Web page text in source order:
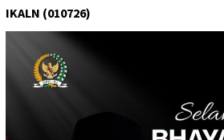
IKALN (010726)